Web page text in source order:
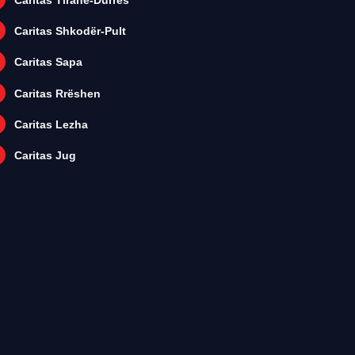
Caritas Shkodër-Pult
Caritas Sapa
Caritas Rrëshen
Caritas Lezha
Caritas Jug